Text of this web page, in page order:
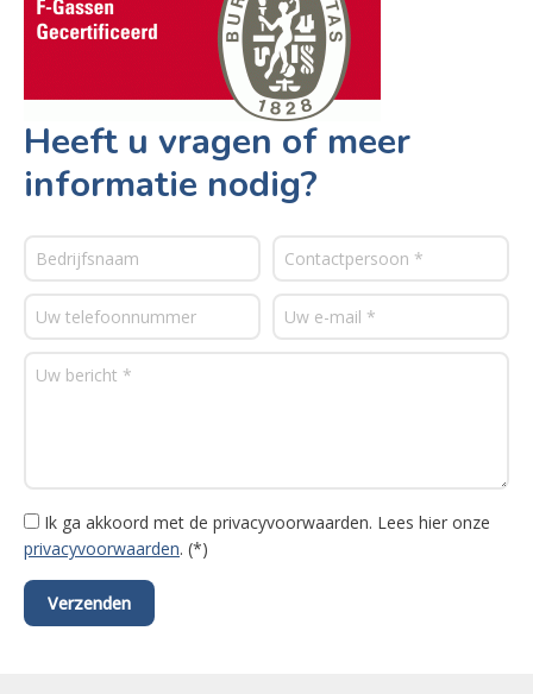
Heeft u vragen of meer
informatie nodig?
Ik ga akkoord met de privacyvoorwaarden. Lees hier onze
privacyvoorwaarden. (*)